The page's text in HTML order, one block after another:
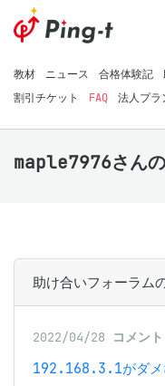
教材 ニュース 合格体験記
割引チケット
FAQ 法人プラ
maple7976さん
助け合いフォーラム
2022/04/28 コメント
192.168.3.1がダメ